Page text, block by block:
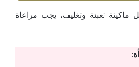
تعبئة وتغليف، يجب مراعاة
: